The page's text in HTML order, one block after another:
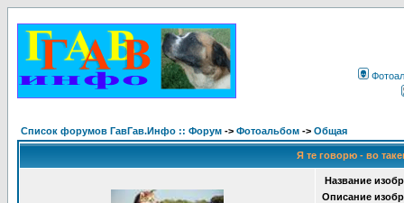
Список форумов ГавГав.Инфо :: Форум -> Фотоальбом -> Общая
Я те говорю - во
Название
Описание